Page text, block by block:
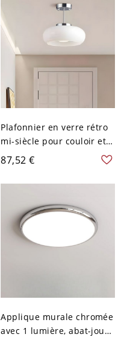
trois niveaux
Plafonnier en verre rétro
mi-siècle pour couloir et
entrée - Chrome 110 V-
120 V Blanc Laiteux
87,52 €
Applique murale chromée
avec 1 lumière, abat-jour